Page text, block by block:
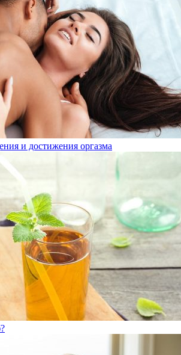
и достижения оргазма